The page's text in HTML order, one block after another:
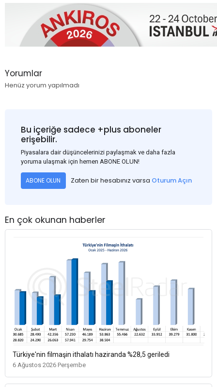
Yorumlar
Henüz yorum yapılmadı
Bu içeriğe sadece +plus aboneler
erişebilir.
Piyasalara dair düşüncelerinizi paylaşmak ve daha fazla
yoruma ulaşmak için hemen ABONE OLUN!
ABONE OLUN Zaten bir hesabınız varsa Oturum Açın
En çok okunan haberler
Türkiye'nin filmaşin ithalatı haziranda %28,5 geriledi
6 Ağustos 2026 Perşembe